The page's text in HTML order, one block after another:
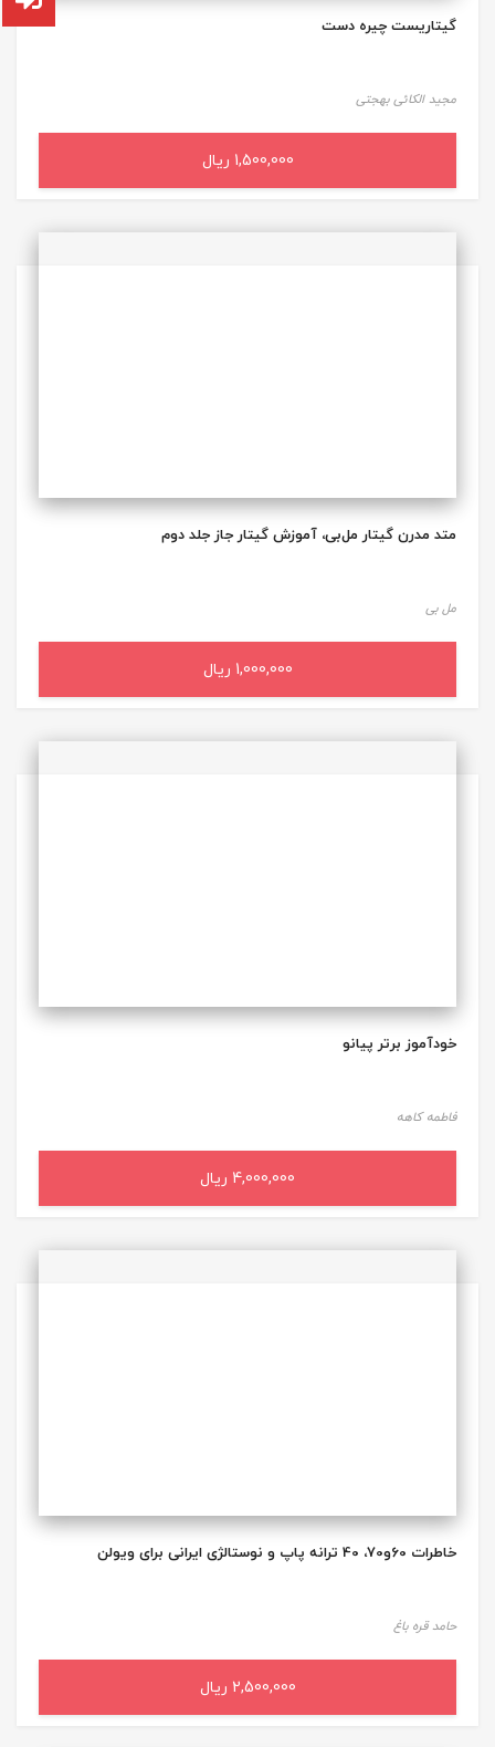
گیتاریست چیره دست
مجید الکائی بهجتی
1,500,000 ریال
افزودن به سبد خرید
متد مدرن گیتار مل‌بی، آموزش گیتار جاز جلد دوم
مل بی
1,000,000 ریال
افزودن به سبد خرید
خودآموز برتر پیانو
فاطمه کاهه
4,000,000 ریال
افزودن به سبد خرید
خاطرات 60و70، 40 ترانه پاپ و نوستالژی ایرانی برای ویولن
حامد قره باغ
2,500,000 ریال
افزودن به سبد خرید